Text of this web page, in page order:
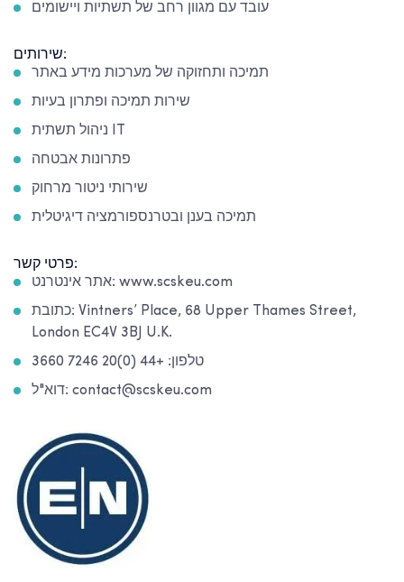
עובד עם מגוון רחב של תשתיות ויישומים
שירותים:
תמיכה ותחזוקה של מערכות מידע באתר
שירות תמיכה ופתרון בעיות
פתרונות אבטחה
שירותי ניטור מרחוק
תמיכה בענן ובטרנספורמציה דיגיטלית
פרטי קשר:
אתר אינטרנט: www.scskeu.com
כתובת: Vintners’ Place, 68 Upper Thames Street,
London EC4V 3BJ U.K.
טלפון: +44 (0)20 7246 3660
דוא"ל: contact@scskeu.com